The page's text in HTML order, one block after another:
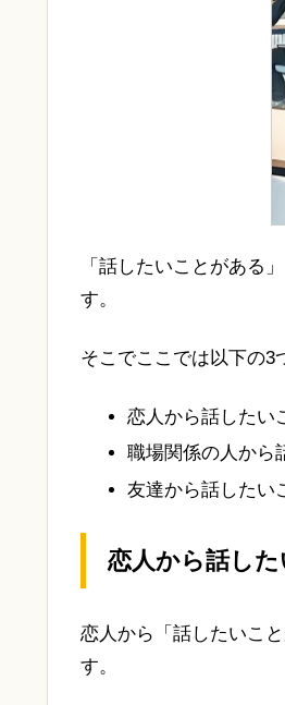
「話したいことがある
す。
そこでここでは以下の3
恋人から話したい
職場関係の人から
友達から話したい
恋人から話し
恋人から「話したいこ
す。